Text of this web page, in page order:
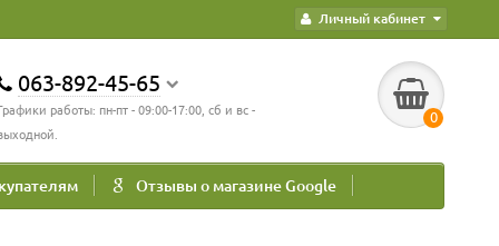
Личный кабинет
063-892-45-65
работы: пн-пт - 09:00-17:00, сб и вс -
0
Отзывы о магазине Google